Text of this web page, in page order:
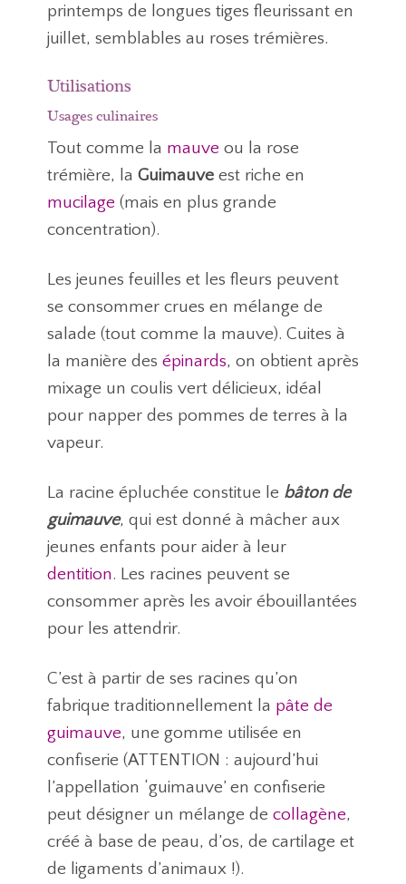
printemps de longues tiges fleurissant en
juillet, semblables au roses trémières.
Utilisations
Usages culinaires
Tout comme la mauve ou la rose
trémière, la Guimauveest riche en
mucilage (mais en plus grande
concentration).
Les jeunes feuilles et les fleurs peuvent
se consommer crues en mélange de
salade (tout comme la mauve). Cuites à
la manière des épinards, on obtient après
mixage un coulis vert délicieux, idéal
pour napper des pommes de terres à la
vapeur.
La racine épluchée constitue le bâton de
guimauve, qui est donné à mâcher aux
jeunes enfants pour aider à leur
dentition. Les racines peuvent se
consommer après les avoir ébouillantées
pour les attendrir.
C’est à partir de ses racines qu’on
fabrique traditionnellement la pâte de
guimauve, une gomme utilisée en
confiserie (ATTENTION : aujourd’hui
l’appellation ‘guimauve’ en confiserie
peut désigner un mélange de collagène,
créé à base de peau, d’os, de cartilage et
de ligaments d’animaux !).